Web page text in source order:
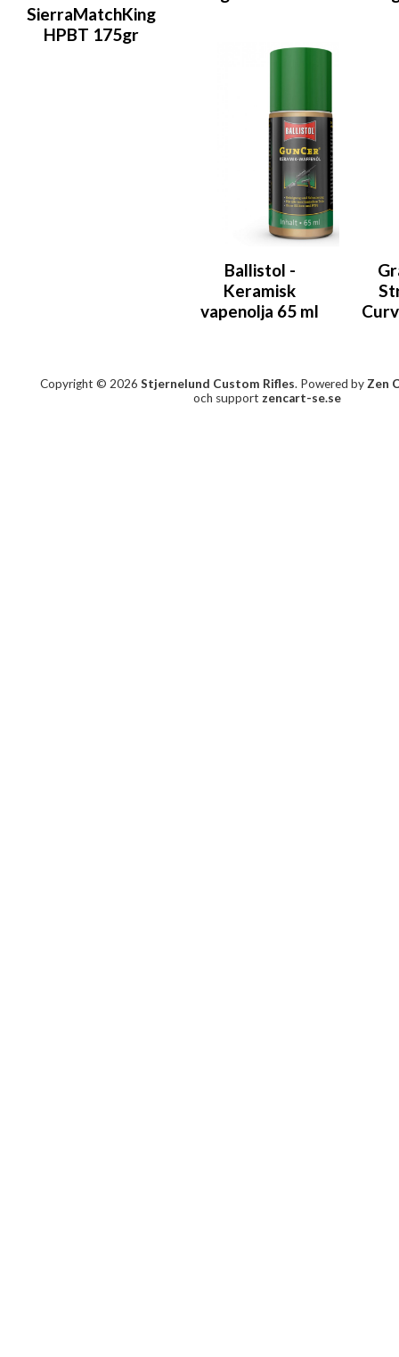
SierraMatchKing
HPBT 175gr
Ballistol -
Keramisk
vapenolja 65 ml
Copyright © 2026 Stjernelund Custom Rifles. Powered byZen
och support zencart-se.se